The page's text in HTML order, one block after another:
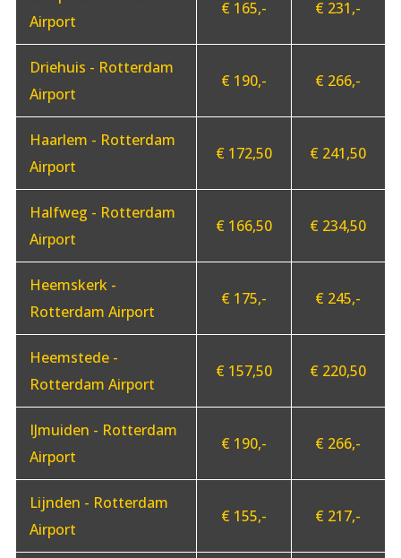
Airport
€ 165,- € 231,-
Driehuis - Rotterdam
Airport
€ 190,- € 266,-
Haarlem - Rotterdam
Airport
€ 172,50 € 241,50
Halfweg - Rotterdam
Airport
€ 166,50 € 234,50
Heemskerk -
Rotterdam Airport
€ 175,- € 245,-
Heemstede -
Rotterdam Airport
€ 157,50 € 220,50
IJmuiden - Rotterdam
Airport
€ 190,- € 266,-
Lijnden - Rotterdam
Airport
€ 155,- € 217,-